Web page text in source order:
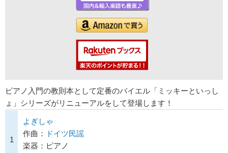
ピアノ入門の教則本として定番のバイエル「ミッキーといっし
ょ」シリーズがリニューアルをして登場します！
1
よぎしゃ
作曲：
ドイツ民謡
楽器：ピアノ